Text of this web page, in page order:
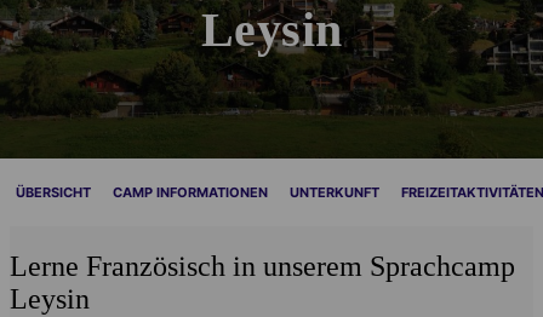
Leysin
ÜBERSICHT CAMP INFORMATIONEN UNTERKUNFT FREIZEITAKTIVITÄTEN
Lerne Französisch in unserem Sprachcamp
Leysin